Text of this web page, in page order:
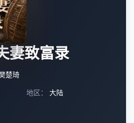
妻致富录
楚琦
地区：
大陆